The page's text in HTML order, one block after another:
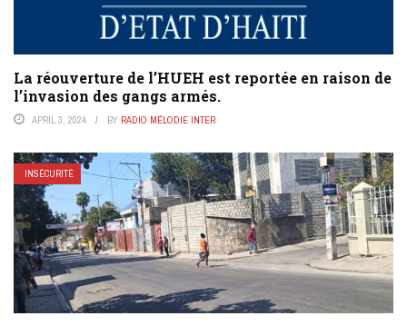
La réouverture de l’HUEH est reportée en raison de
l’invasion des gangs armés.
APRIL 3, 2024 BY RADIO MÉLODIE INTER
INSÉCURITÉ